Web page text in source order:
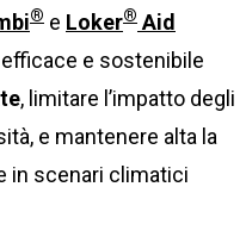
® e Loker® Aid
e sostenibile
, limitare l’impatto degli
e mantenere alta la
in scenari climatici